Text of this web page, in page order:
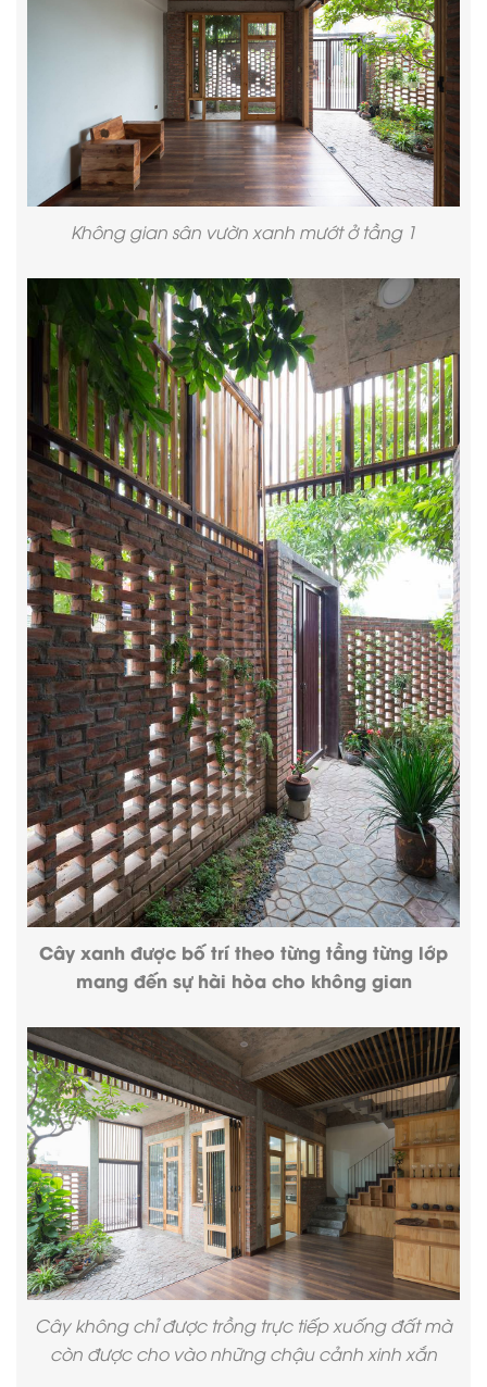
Không gian sân vườn xanh mướt ở tầng 1
Cây xanh được bố trí theo từng tầng từng lớp
mang đến sự hài hòa cho không gian
Cây không chỉ được trồng trực tiếp xuống đất mà
còn được cho vào những chậu cảnh xinh xắn